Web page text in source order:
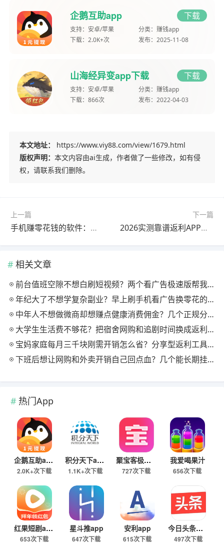
企鹅互助app 下载
支持： 安卓/苹果 分类： 赚钱app
下载： 2.0K+次 发布： 2025-11-08
山海经异变app下载 下载
支持： 安卓/苹果 分类： 赚钱app
下载： 866次 发布： 2022-04-03
本文地址：
https://www.viy88.com/view/1679.html
版权声明： 本文内容由ai生成，作者做了一些修改，如有侵
权，请联系我们删除。
上一篇
手机赚零花钱的软件：这四个app操作好轻松日入30-50元
下一篇
2026实测靠谱返利APP推荐，这四款都相当好用
相关文章
前台值班空隙不想白刷短视频？两个看广告极速版帮我月回血三百块
年纪大了不想学复杂副业？早上刷手机看广告换零花的两个极速版用法
中年人不想做微商却想赚点健康消费佣金？几个正规分享式返利平台排位
大学生生活费不够花？把宿舍网购和追剧时间换成返利零钱的方法
宝妈家庭每月三千块刚需开销怎么省？分享型返利工具这样搭最舒服
下班后想让网购和外卖开销自己回点血？几个能长期挂机的返利入口实测
热门App
企鹅互助app
2.0K+次下载
积分天下app
1.1K+次下载
聚宝客极速版
727次下载
我爱喝果汁
656次下载
红果短剧app
653次下载
星斗推app
647次下载
安利app
615次下载
今日头条极速版下载
497次下载